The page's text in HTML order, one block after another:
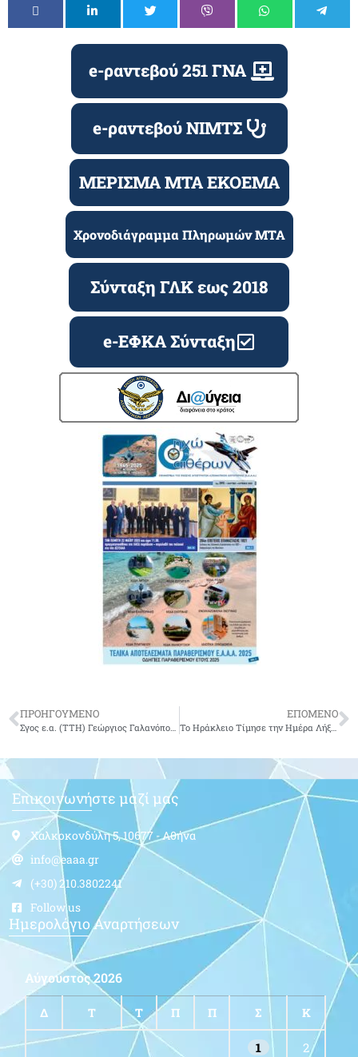
e-ραντεβού 251 ΓΝΑ
e-ραντεβού ΝΙΜΤΣ
ΜΕΡΙΣΜΑ ΜΤΑ ΕΚΟΕΜΑ
Χρονοδιάγραμμα Πληρωμών ΜΤΑ
Σύνταξη ΓΛΚ εως 2018
e-ΕΦΚΑ Σύνταξη
ΠΡΟΗΓΟΥΜΕΝΟ ΕΠΟΜΕΝΟ
Το Ηράκλειο Τίμησε την Ημέρα Λήξης του Βˊ Παγκοσμίου Πολέμου
Επικοινωνήστε μαζί μας
Χαλκοκονδύλη 5, 10677 - Αθήνα
info@eaaa.gr
(+30) 210.3802241
Follow us
Ημερολόγιο Αναρτήσεων
Αύγουστος 2026
Δ Τ Τ Π Π Σ Κ
1 2